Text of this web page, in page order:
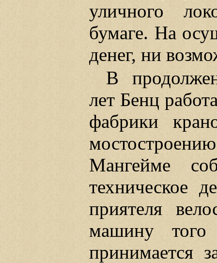
уличного
бумаге. На
денег, ни
В
лет Бенц
фабрики
Мангейме
техническое
приятеля
машину
принимается